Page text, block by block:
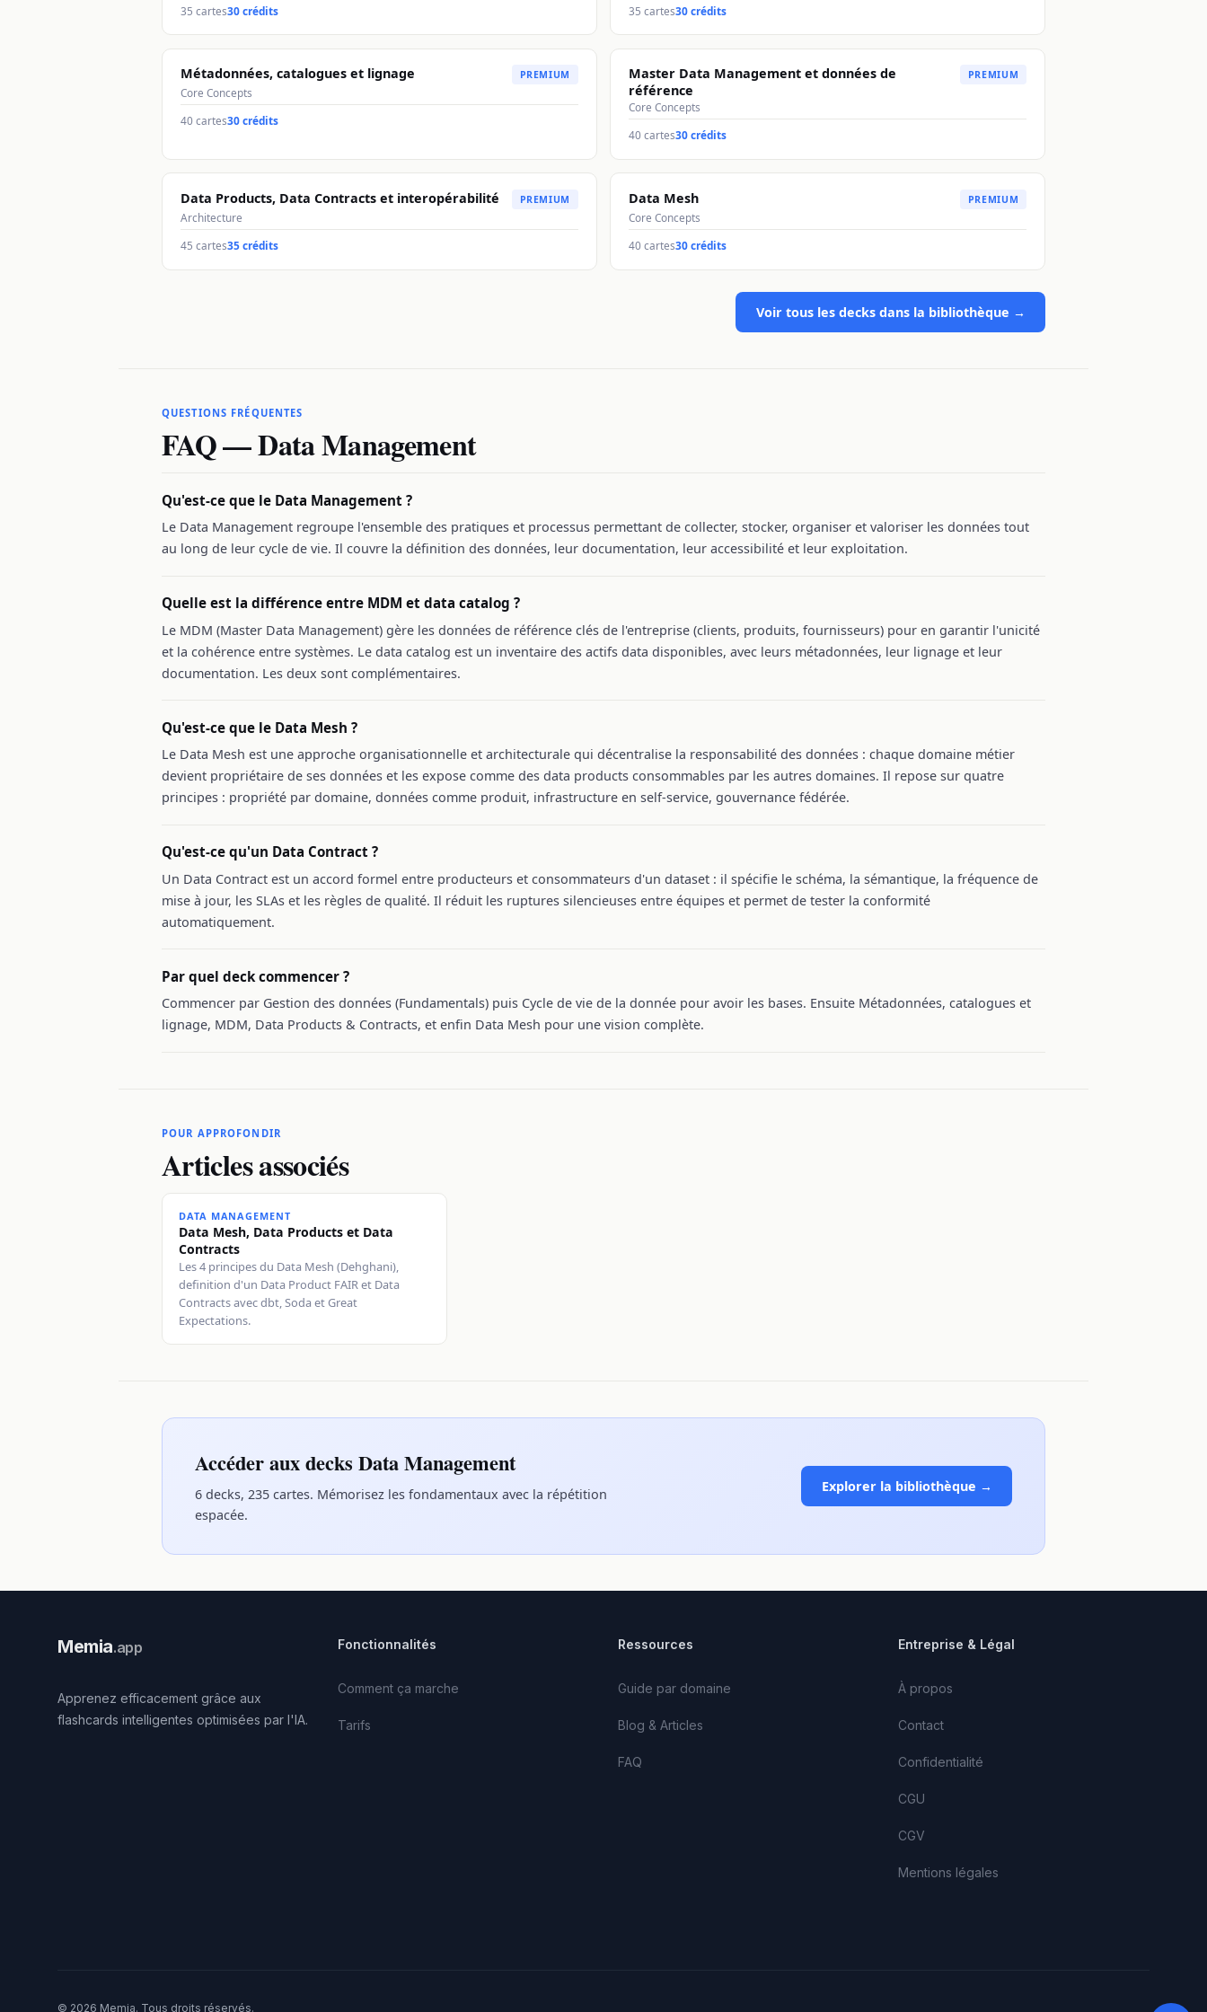
35 cartes30 crédits
35 cartes30 crédits
Métadonnées, catalogues et lignage PREMIUM
Core Concepts
40 cartes30 crédits
Master Data Management et données de
référence
PREMIUM
Core Concepts
40 cartes30 crédits
Data Products, Data Contracts et interopérabilité PREMIUM
Architecture
45 cartes35 crédits
Data Mesh PREMIUM
Core Concepts
40 cartes30 crédits
Voir tous les decks dans la bibliothèque →
QUESTIONS FRÉQUENTES
FAQ — Data Management
Qu'est-ce que le Data Management ?
Le Data Management regroupe l'ensemble des pratiques et processus permettant de collecter, stocker, organiser et valoriser les données tout
au long de leur cycle de vie. Il couvre la définition des données, leur documentation, leur accessibilité et leur exploitation.
Quelle est la différence entre MDM et data catalog ?
Le MDM (Master Data Management) gère les données de référence clés de l'entreprise (clients, produits, fournisseurs) pour en garantir l'unicité
et la cohérence entre systèmes. Le data catalog est un inventaire des actifs data disponibles, avec leurs métadonnées, leur lignage et leur
documentation. Les deux sont complémentaires.
Qu'est-ce que le Data Mesh ?
Le Data Mesh est une approche organisationnelle et architecturale qui décentralise la responsabilité des données : chaque domaine métier
devient propriétaire de ses données et les expose comme des data products consommables par les autres domaines. Il repose sur quatre
principes : propriété par domaine, données comme produit, infrastructure en self-service, gouvernance fédérée.
Qu'est-ce qu'un Data Contract ?
Un Data Contract est un accord formel entre producteurs et consommateurs d'un dataset : il spécifie le schéma, la sémantique, la fréquence de
mise à jour, les SLAs et les règles de qualité. Il réduit les ruptures silencieuses entre équipes et permet de tester la conformité
automatiquement.
Par quel deck commencer ?
Commencer par Gestion des données (Fundamentals) puis Cycle de vie de la donnée pour avoir les bases. Ensuite Métadonnées, catalogues et
lignage, MDM, Data Products & Contracts, et enfin Data Mesh pour une vision complète.
POUR APPROFONDIR
Articles associés
DATA MANAGEMENT
Data Mesh, Data Products et Data
Contracts
Les 4 principes du Data Mesh (Dehghani),
definition d'un Data Product FAIR et Data
Contracts avec dbt, Soda et Great
Expectations.
Accéder aux decks Data Management
6 decks, 235 cartes. Mémorisez les fondamentaux avec la répétition
espacée.
Explorer la bibliothèque →
Memia.app
Apprenez efficacement grâce aux
flashcards intelligentes optimisées par l'IA.
Fonctionnalités
Comment ça marche
Tarifs
Ressources
Guide par domaine
Blog & Articles
FAQ
Entreprise & Légal
À propos
Contact
Confidentialité
CGU
CGV
Mentions légales
© 2026 Memia. Tous droits réservés.